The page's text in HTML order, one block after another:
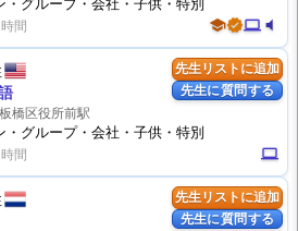
schoolverifiedcomputer volume_mute
先生リストに追加
先生に質問する
computer
板橋区役所前駅
・グループ・会社・子供・特別
先生リストに追加
先生に質問する